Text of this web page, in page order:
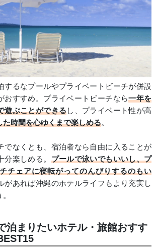
するなプールやプライベートビーチが併設
おすすめ。プライベートビーチなら一年を
遊ぶことができるし、プライベート性が高
た時間を心ゆくまで楽しめる。
でなくとも、宿泊者なら自由に入ることが
分楽しめる。 プールで泳いでもいいし、プ
チェアに寝転がってのんびりするのもい
があれば沖縄のホテルライフもより充実し
泊まりたいホテル・旅館おすす